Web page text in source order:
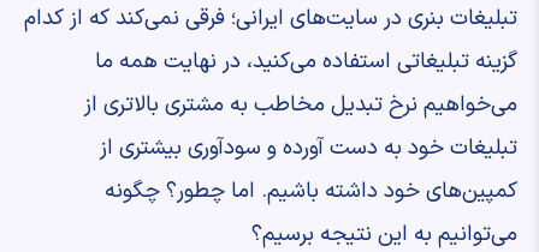
تبلیغات بنری در سایت‌های ایرانی؛ فرقی نمی‌کند که از کدام
گزینه تبلیغاتی استفاده می‌کنید، در نهایت همه ما
می‌خواهیم نرخ تبدیل مخاطب به مشتری بالاتری از
تبلیغات خود به دست آورده و سودآوری بیشتری از
کمپین‌های خود داشته باشیم. اما چطور؟ چگونه
می‌توانیم به این نتیجه برسیم؟